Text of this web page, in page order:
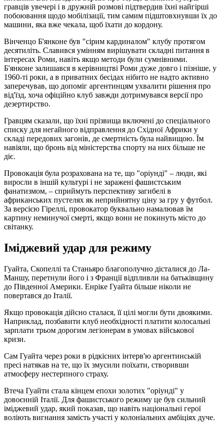
гравців увечері і в дружній розмові підтвердив їхні найгірші
побоювання щодо мобілізації, тим самим підштовхнувши їх до
машини, яка вже чекала, щоб їхати до кордону.
Вінченцо Б'янконе був "сірим кардиналом" клубу протягом
десятиліть. Славився умінням вирішувати складні питання в
інтересах Роми, навіть якщо методи були сумнівними.
Б'янконе залишався в керівництві Роми дуже довго і пізніше, у
1960-ті роки, а в приватних бесідах нібито не надто активно
заперечував, що допоміг аргентинцям ухвалити рішення про
від'їзд, хоча офіційно клуб завжди дотримувався версії про
дезертирство.
Гравцям сказали, що їхні прізвища включені до спеціального
списку для негайного відправлення до Східної Африки у
складі передових загонів, де смертність була найвищою. Їм
навіяли, що бронь від міністерства спорту на них більше не
діє.
Провокація була розрахована на те, що "оріунді" – люди, які
виросли в іншій культурі і не заражені фашистським
фанатизмом, – сприймуть перспективу загибелі в
африканських пустелях як неприйнятну ціну за гру у футбол.
За версією Гіреллі, провокатор буквально намалював їм
картину неминучої смерті, якщо вони не покинуть місто до
світанку.
Іміджевий удар для режиму
Гуайта, Скопеллі та Станьяро благополучно дісталися до Ла-
Маншу, перетнули його і з Франції відпливли на батьківщину
до Південної Америки. Енріке Гуайта більше ніколи не
повертався до Італії.
Якщо провокація дійсно сталася, її цілі могли бути двоякими.
Наприклад, позбавити клуб необхідності платити колосальні
зарплати трьом дорогим легіонерам в умовах військової
кризи.
Сам Гуайта через роки в рідкісних інтерв'ю аргентинській
пресі натякав на те, що їх змусили поїхати, створивши
атмосферу нестерпного страху.
Втеча Гуайти стала кінцем епохи золотих "оріунді" у
довоєнній Італії. Для фашистського режиму це був сильний
іміджевий удар, який показав, що навіть національні герої
воліють вигнання замість участі у колоніальних амбіціях дуче.